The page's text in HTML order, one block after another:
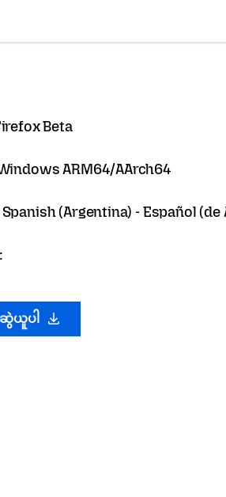
Beta
ARM64/AArch64
Spanish (Argentina) - Español (de
ယူပါ